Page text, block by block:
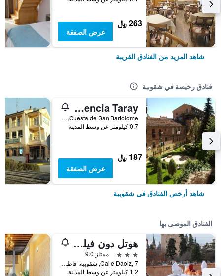
263 ﷼
عرض الصفقة
شاهد المزيد من الفنادق القريبة
فنادق رخيصة في شقوبية
Hostal Residencia Taray
Cuesta de San Bartolome, شقوبية, قاطعة شقوبية, أسبانيا
0.7 كيلومتر عن وسط المدينة
187 ﷼
عرض الصفقة
شاهد أرخص الفنادق في شقوبية
الفنادق الموصى بها
هوتل دون فيليبي
3 نجوم
ممتاز 9.0
Calle Daoiz, 7, شقوبية, قاطعة شقوبية, أسبانيا
1.2 كيلومتر عن وسط المدينة